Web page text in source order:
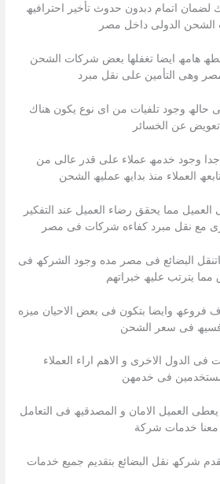
لضمان اتمام دبدون حدوث تأخیر احترافیھ
الدولى داخل مصر
ھامھ ایضا تغفلھا بعض شركات الشحن
وھى التأمین على نقل مبرد
حالھ وجود تلفیات من اى نوع یكون ھناك
تعویض عن الخسائر
جدا وجود خدمھ عملاء على قدر عالى من
العملاء منذ بدایھ عملیھ الشحن
مما یحقق رضاء العمیل عند التفكیر
مع نقل مبرد كفاءه شركات فى مصر
البضائع فى مصر مده وجود الشركھ فى
مما یترتب علیھ خبراتھم
فروعھ وایضا بتكون فى بعض الاحیان میزه
فى سعر الشحن
فى الدول الاخرى و الاھم اراء العملاء
فى خدمھن
العمیل الامان و المصدقیھ فى التعامل
معنا خدمات شركة
شركھ نقل البضائع بتقدیم جمیع خدمات